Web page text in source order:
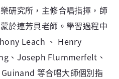
研究所，主修合唱指揮，師
於連芳貝老師。學習過程中
Leach 、 Henry
、Joseph Flummerfelt、
等合唱大師個別指